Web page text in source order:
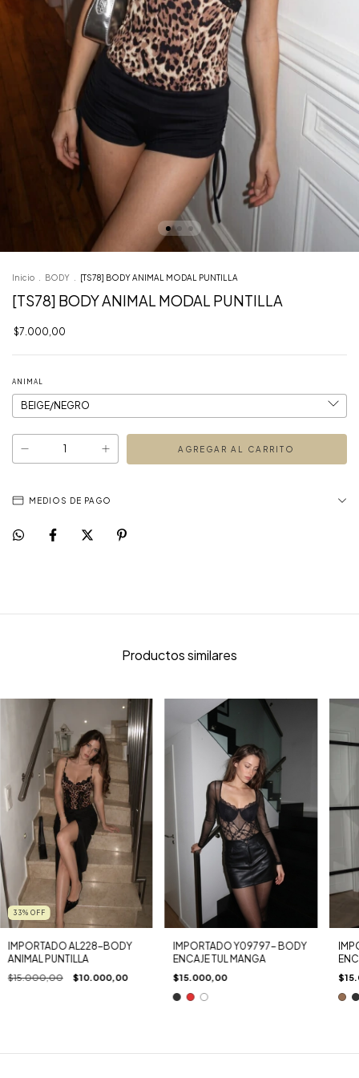
Inicio BODY [TS78] BODY ANIMAL MODAL PUNTILLA
[TS78] BODY ANIMAL MODAL PUNTILLA
$7.000,00
ANIMAL
MEDIOS DE PAGO
Productos similares
33% OFF
IMPORTADO AL228-BODY
ANIMAL PUNTILLA
$15.000,00 $10.000,00
IMPORTADO Y09797- BODY
ENCAJE TUL MANGA
$15.000,00